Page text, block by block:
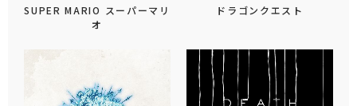
SUPER MARIO スーパーマリ
オ
ドラゴンクエスト